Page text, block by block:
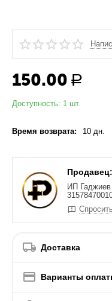
150.00 Р
Доступность: 1 шт.
Время возврата: 10 дн.
Продавец:
ИП
Доставка
Варианты